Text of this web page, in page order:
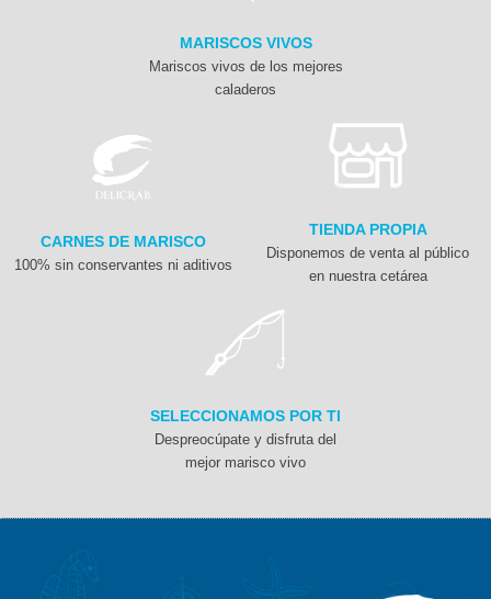
MARISCOS VIVOS
Mariscos vivos de los mejores
caladeros
CARNES DE MARISCO
100% sin conservantes ni aditivos
TIENDA PROPIA
Disponemos de venta al público
en nuestra cetárea
SELECCIONAMOS POR TI
Despreocúpate y disfruta del
mejor marisco vivo